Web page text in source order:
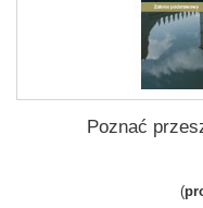
Poznać
(